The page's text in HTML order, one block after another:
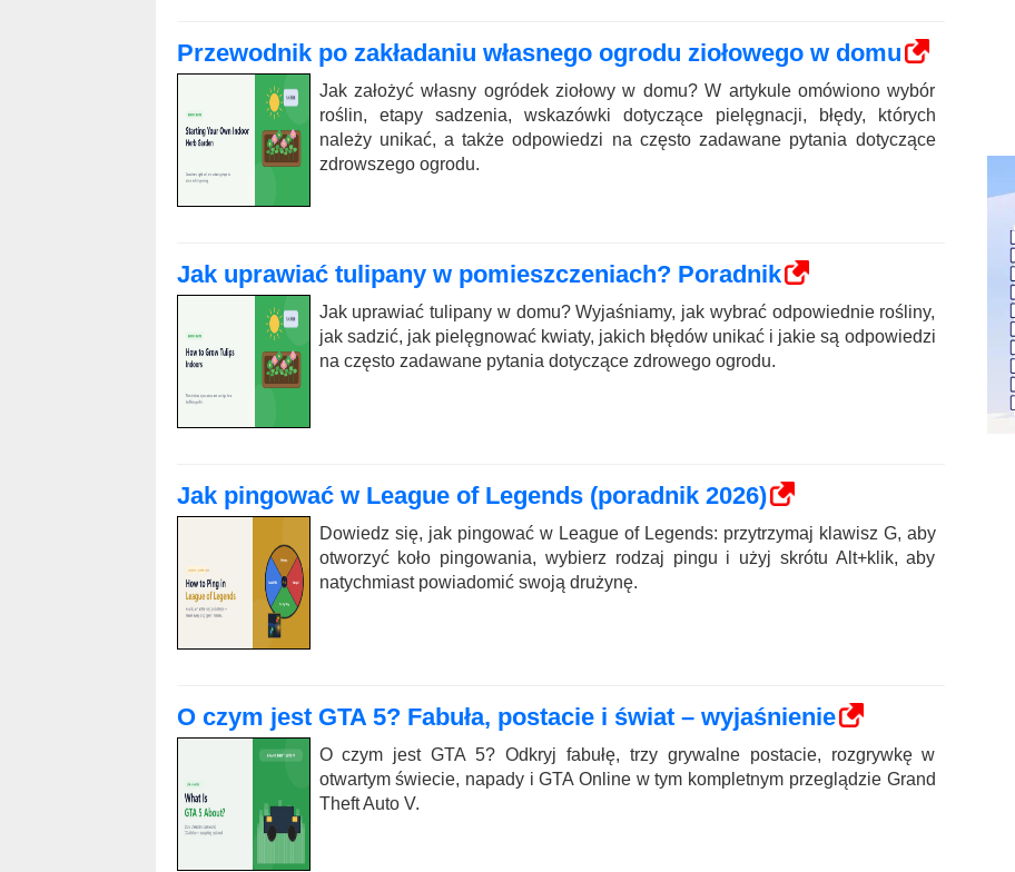
Przewodnik po zakładaniu własnego ogrodu ziołowego w domu
Jak założyć własny ogródek ziołowy w domu? W artykule omówiono wybór
roślin, etapy sadzenia, wskazówki dotyczące pielęgnacji, błędy, których
należy unikać, a także odpowiedzi na często zadawane pytania dotyczące
zdrowszego ogrodu.
Jak uprawiać tulipany w pomieszczeniach? Poradnik
Jak uprawiać tulipany w domu? Wyjaśniamy, jak wybrać odpowiednie rośliny,
jak sadzić, jak pielęgnować kwiaty, jakich błędów unikać i jakie są odpowiedzi
na często zadawane pytania dotyczące zdrowego ogrodu.
Jak pingować w League of Legends (poradnik 2026)
Dowiedz się, jak pingować w League of Legends: przytrzymaj klawisz G, aby
otworzyć koło pingowania, wybierz rodzaj pingu i użyj skrótu Alt+klik, aby
natychmiast powiadomić swoją drużynę.
O czym jest GTA 5? Fabuła, postacie i świat – wyjaśnienie
O czym jest GTA 5? Odkryj fabułę, trzy grywalne postacie, rozgrywkę w
otwartym świecie, napady i GTA Online w tym kompletnym przeglądzie Grand
Theft Auto V.